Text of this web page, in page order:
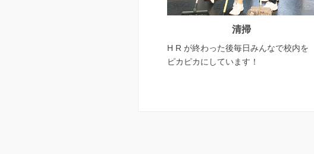
清掃
H R が終わった後毎日みんなで校内を
ピカピカにしています！